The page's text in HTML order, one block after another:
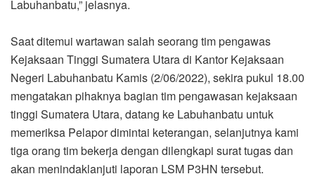
Labuhanbatu,” jelasnya.
Saat ditemui wartawan salah seorang tim pengawas
Kejaksaan Tinggi Sumatera Utara di Kantor Kejaksaan
Negeri Labuhanbatu Kamis (2/06/2022), sekira pukul 18.00
mengatakan pihaknya bagian tim pengawasan kejaksaan
tinggi Sumatera Utara, datang ke Labuhanbatu untuk
memeriksa Pelapor dimintai keterangan, selanjutnya kami
tiga orang tim bekerja dengan dilengkapi surat tugas dan
akan menindaklanjuti laporan LSM P3HN tersebut.